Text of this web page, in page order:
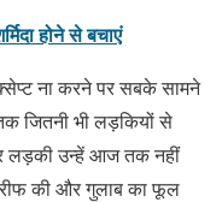
होने से बचाएं
ना करने पर सबके सामने
जितनी भी लड़कियों से
लड़की उन्हें आज तक नहीं
की और गुलाब का फूल